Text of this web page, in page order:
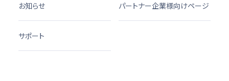
お知らせ パートナー企業様向けページ
サポート